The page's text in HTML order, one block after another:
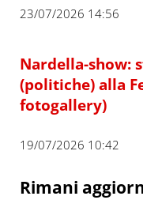
23/07/2026 14:56
Nardella-show:
(politiche) alla
fotogallery)
19/07/2026 10:42
Rimani